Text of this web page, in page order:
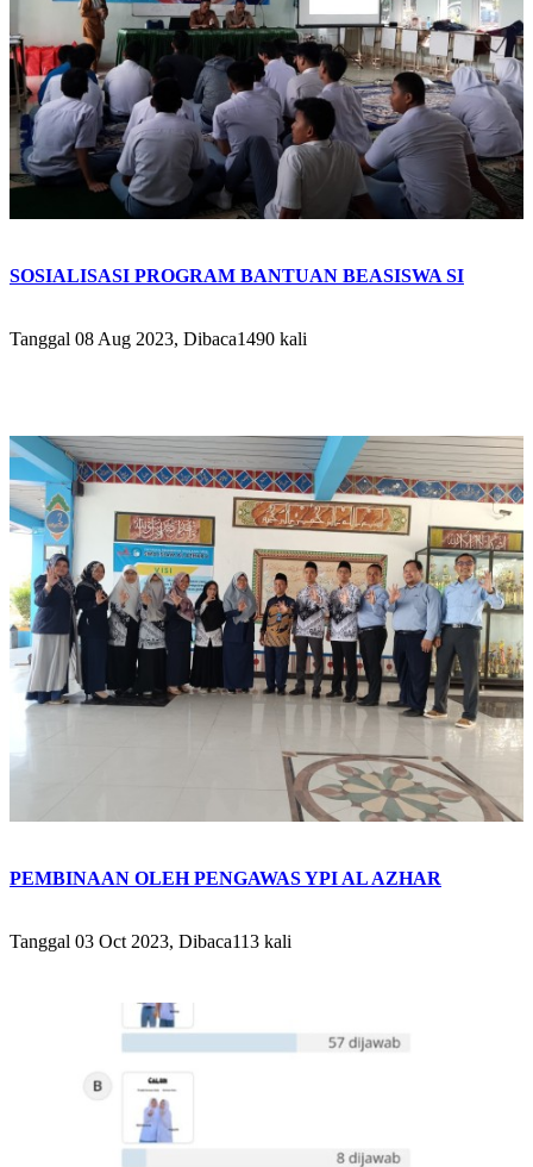
SOSIALISASI PROGRAM BANTUAN BEASISWA SI
Tanggal 08 Aug 2023, Dibaca1490 kali
PEMBINAAN OLEH PENGAWAS YPI AL AZHAR
Tanggal 03 Oct 2023, Dibaca113 kali